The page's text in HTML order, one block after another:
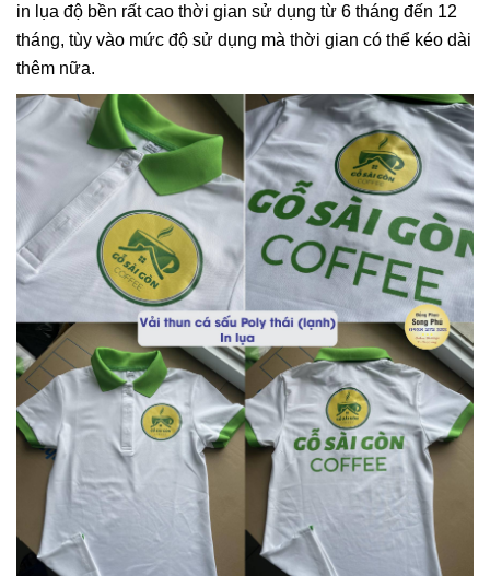
in lụa độ bền rất cao thời gian sử dụng từ 6 tháng đến 12
tháng, tùy vào mức độ sử dụng mà thời gian có thể kéo dài
thêm nữa.